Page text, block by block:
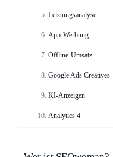
Leistungsanalyse
App-Werbung
Offline-Umsatz
Google Ads Creatives
KI-Anzeigen
Analytics 4